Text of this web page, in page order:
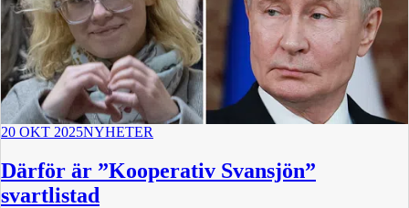
20 OKT 2025NYHETER
Därför är ”Kooperativ Svansjön”
svartlistad